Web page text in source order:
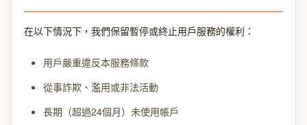
在以下情況下，我們保留暫停或終止用戶服務的權利：
用戶嚴重違反本服務條款
從事詐欺、濫用或非法活動
長期（超過24個月）未使用帳戶